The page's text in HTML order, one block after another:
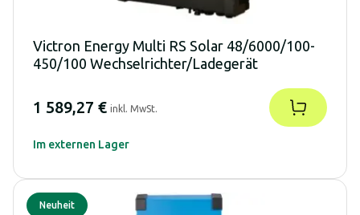
Victron Energy Multi RS Solar 48/6000/100-
450/100 Wechselrichter/Ladegerät
1 589,27 € inkl. MwSt.
Im externen Lager
Neuheit